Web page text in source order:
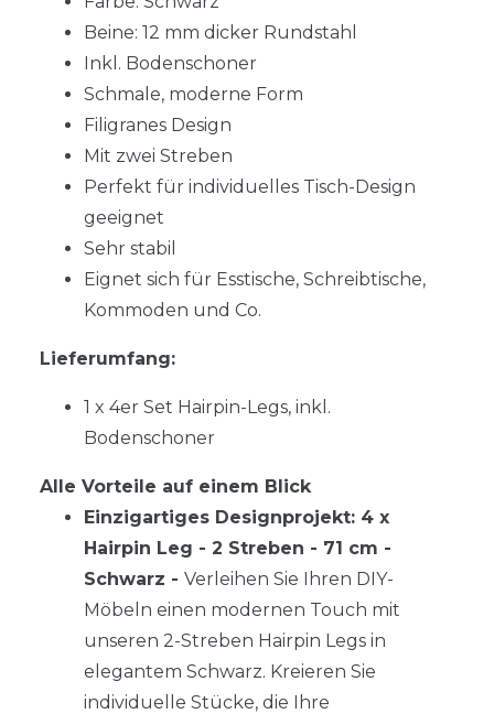
Beine: 12 mm dicker Rundstahl
Inkl. Bodenschoner
Schmale, moderne Form
Filigranes Design
Mit zwei Streben
Perfekt für individuelles Tisch-Design
geeignet
Sehr stabil
Eignet sich für Esstische, Schreibtische,
Kommoden und Co.
Lieferumfang:
1 x 4er Set Hairpin-Legs, inkl.
Bodenschoner
Alle Vorteile auf einem Blick
Einzigartiges Designprojekt: 4 x
Hairpin Leg - 2 Streben - 71 cm -
Schwarz - Verleihen Sie Ihren DIY-
Möbeln einen modernen Touch mit
unseren 2-Streben Hairpin Legs in
elegantem Schwarz. Kreieren Sie
individuelle Stücke, die Ihre